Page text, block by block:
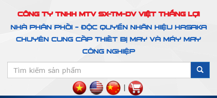
CÔNG TY TNHH MTV SX-TM-DV VIỆT THẮNG LỢI
NHÀ PHÂN PHỐI - ĐỘC QUYỀN NHÃN HIỆU HASAKA
CHUYÊN CUNG CẤP THIẾT BỊ MAY VÀ MÁY MAY
CÔNG NGHIỆP
|